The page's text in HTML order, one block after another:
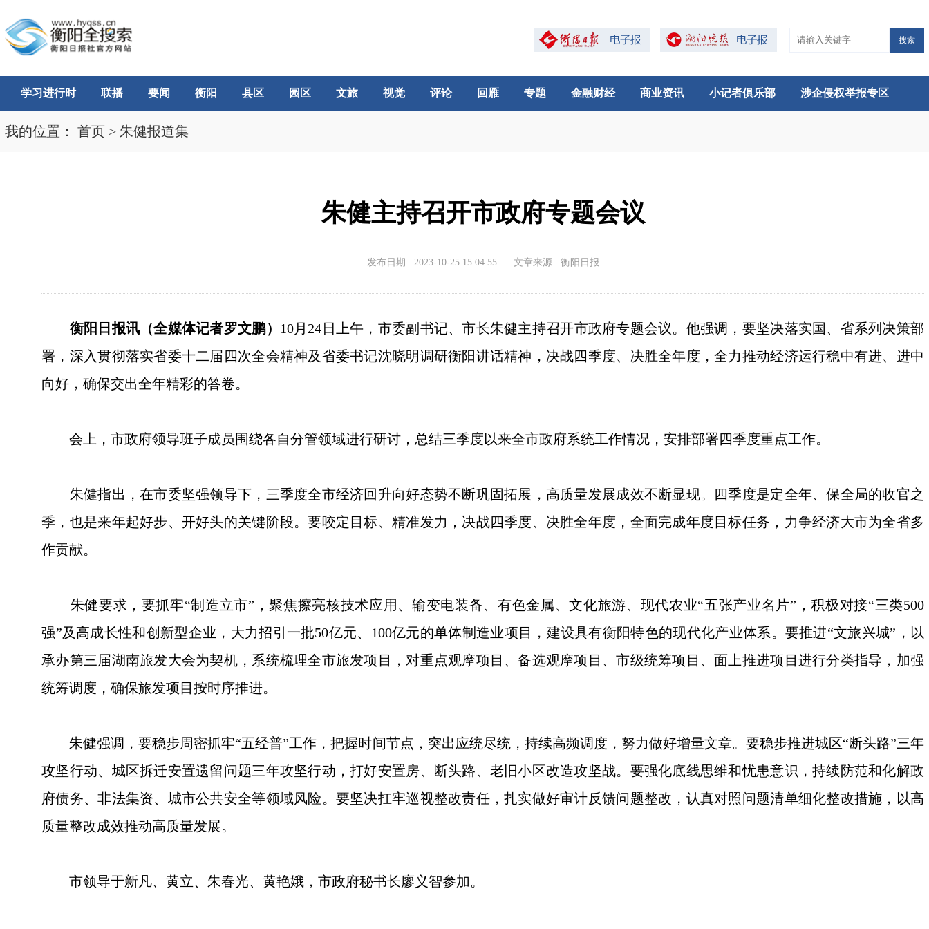
搜索
学习进行时 联播 要闻 衡阳 县区 园区 文旅 视觉 评论 回雁 专题 金融财经 商业资讯 小记者俱乐部 涉企侵权举报专区
我的位置： 首页 > 朱健报道集
朱健主持召开市政府专题会议
发布日期 : 2023-10-25 15:04:55 文章来源 : 衡阳日报
衡阳日报讯（全媒体记者罗文鹏） 10月24日上午，市委副书记、市长朱健主持召开市政府专题会议。他强调，要坚决落实国、省系列决策部
署，深入贯彻落实省委十二届四次全会精神及省委书记沈晓明调研衡阳讲话精神，决战四季度、决胜全年度，全力推动经济运行稳中有进、进中
向好，确保交出全年精彩的答卷。
会上，市政府领导班子成员围绕各自分管领域进行研讨，总结三季度以来全市政府系统工作情况，安排部署四季度重点工作。
朱健指出，在市委坚强领导下，三季度全市经济回升向好态势不断巩固拓展，高质量发展成效不断显现。四季度是定全年、保全局的收官之
季，也是来年起好步、开好头的关键阶段。要咬定目标、精准发力，决战四季度、决胜全年度，全面完成年度目标任务，力争经济大市为全省多
作贡献。
朱健要求，要抓牢“制造立市”，聚焦擦亮核技术应用、输变电装备、有色金属、文化旅游、现代农业“五张产业名片”，积极对接“三类500
强”及高成长性和创新型企业，大力招引一批50亿元、100亿元的单体制造业项目，建设具有衡阳特色的现代化产业体系。要推进“文旅兴城”，以
承办第三届湖南旅发大会为契机，系统梳理全市旅发项目，对重点观摩项目、备选观摩项目、市级统筹项目、面上推进项目进行分类指导，加强
统筹调度，确保旅发项目按时序推进。
朱健强调，要稳步周密抓牢“五经普”工作，把握时间节点，突出应统尽统，持续高频调度，努力做好增量文章。要稳步推进城区“断头路”三年
攻坚行动、城区拆迁安置遗留问题三年攻坚行动，打好安置房、断头路、老旧小区改造攻坚战。要强化底线思维和忧患意识，持续防范和化解政
府债务、非法集资、城市公共安全等领域风险。要坚决扛牢巡视整改责任，扎实做好审计反馈问题整改，认真对照问题清单细化整改措施，以高
质量整改成效推动高质量发展。
市领导于新凡、黄立、朱春光、黄艳娥，市政府秘书长廖义智参加。